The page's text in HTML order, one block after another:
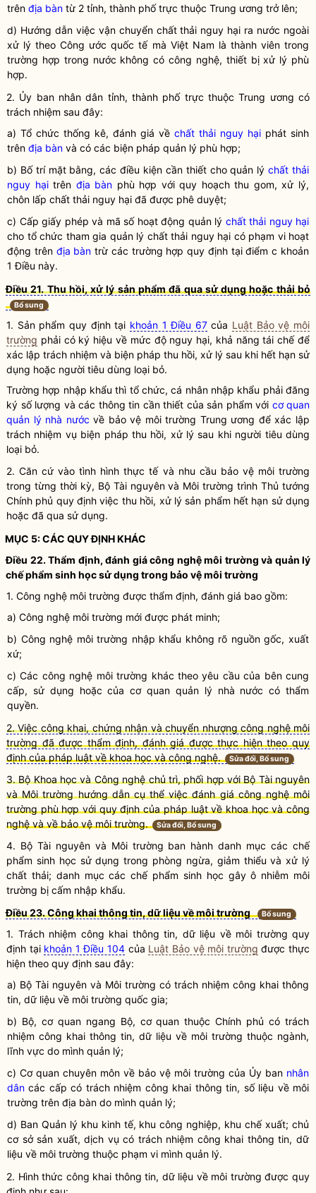
trên địa bàn từ 2 tỉnh, thành phố trực thuộc Trung ương trở lên;
d) Hướng dẫn việc vận chuyển chất thải nguy hại ra nước ngoài
xử lý theo Công ước quốc tế mà Việt Nam là thành viên trong
trường hợp trong nước không có công nghệ, thiết bị xử lý phù
hợp.
2. Ủy ban nhân dân tỉnh, thành phố trực thuộc Trung ương có
trách nhiệm sau đây:
a) Tổ chức thống kê, đánh giá về chất thải nguy hại phát sinh
trên địa bàn và có các biện pháp quản lý phù hợp;
b) Bố trí mặt bằng, các điều kiện cần thiết cho quản lýchất thải
nguy hạitrên địa bàn phù hợp với quy hoạch thu gom, xử lý,
chôn lấp chất thải nguy hại đã được phê duyệt;
c) Cấp giấy phép và mã số hoạt động quản lý chất thải nguy hại
cho tổ chức tham gia quản lý chất thải nguy hại có phạm vi hoạt
động trên địa bàn trừ các trường hợp quy định tại điểm c khoản
1 Điều này.
Điều 21. Thu hồi, xử lý sản phẩm đã qua sử dụng hoặc thải bỏ
Bổ sung
1. Sản phẩm quy định tại khoản 1 Điều 67của Luật Bảo vệ môi
trường phải có ký hiệu về mức độ nguy hại, khả năng tái chế để
xác lập trách nhiệm và biện pháp thu hồi, xử lý sau khi hết hạn sử
dụng hoặc người tiêu dùng loại bỏ.
Trường hợp nhập khẩu thì tổ chức, cá nhân nhập khẩu phải đăng
ký số lượng và các thông tin cần thiết của sản phẩm với cơ quan
quản lý nhà nước về bảo vệ môi trường Trung ương để xác lập
trách nhiệm vụ biện pháp thu hồi, xử lý sau khi người tiêu dùng
loại bỏ.
2. Căn cứ vào tình hình thực tế và nhu cầu bảo vệ môi trường
trong từng thời kỳ, Bộ Tài nguyên và Môi trường trình Thủ tướng
Chính phủ quy định việc thu hồi, xử lý sản phẩm hết hạn sử dụng
hoặc đã qua sử dụng.
MỤC 5: CÁC QUY ĐỊNH KHÁC
Điều 22. Thẩm định, đánh giá công nghệmôi trường và quản lý
chế phẩm sinh học sử dụng trong bảo vệmôi trường
1. Công nghệ môi trường được thẩm định, đánh giá bao gồm:
a) Công nghệ môi trường mới được phát minh;
b) Công nghệ môi trường nhập khẩu không rõ nguồn gốc, xuất
xứ;
c) Các công nghệ môi trường khác theo yêu cầu của bên cung
cấp, sử dụng hoặc củacơ quan quản lý nhà nước có thẩm
quyền.
2. Việc công khai, chứng nhận và chuyển nhượng công nghệ môi
trường đã được thẩm định, đánh giá được thực hiện theo quy
định của pháp luật về khoa học và công nghệ.
Sửa đổi, Bổ sung
3. Bộ Khoa học và Công nghệ chủ trì, phối hợp với Bộ Tài nguyên
vàMôi trườnghướng dẫn cụ thể việc đánh giá công nghệmôi
trườngphù hợp với quy định của phápluậtvề khoa học và công
nghệ và về bảo vệmôi trường. Sửa đổi, Bổ sung
4. Bộ Tài nguyên và Môi trường ban hành danh mục các chế
phẩm sinh học sử dụng trong phòng ngừa, giảm thiểu vàxử lý
chất thải; danh mục các chế phẩm sinh học gâyô nhiễm môi
trường bị cấm nhập khẩu.
Điều 23. Công khai thông tin, dữ liệu về môi trường
Bổ sung
1. Trách nhiệm công khai thông tin, dữ liệu về môi trường quy
định tại khoản 1 Điều 104 của Luật Bảo vệ môi trường được thực
hiện theo quy định sau đây:
a) Bộ Tài nguyên và Môi trường có trách nhiệm công khai thông
tin, dữ liệu về môi trường quốc gia;
b) Bộ, cơ quan ngang Bộ, cơ quan thuộc Chính phủ có trách
nhiệm công khai thông tin, dữ liệu về môi trường thuộc ngành,
lĩnh vực do mình quản lý;
c) Cơ quan chuyên môn về bảo vệ môi trường của Ủy ban nhân
dân các cấp có trách nhiệm công khai thông tin, số liệu về môi
trường trên địa bàn do mình quản lý;
d) Ban Quản lý khu kinh tế, khu công nghiệp, khu chế xuất; chủ
cơ sở sản xuất, dịch vụ có trách nhiệm công khai thông tin, dữ
liệu về môi trường thuộc phạm vi mình quản lý.
2. Hình thức công khai thông tin, dữ liệu về môi trường được quy